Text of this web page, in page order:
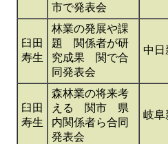
市で発表会
臼田
寿生
林業の発展や課
題 関係者が研
究成果 関で合
同発表会
中日
臼田
寿生
森林業の将来考
える 関市 県
内関係者ら合同
発表会
岐阜